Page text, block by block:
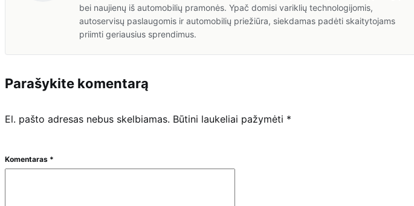
bei naujienų iš automobilių pramonės. Ypač domisi variklių technologijomis,
autoservisų paslaugomis ir automobilių priežiūra, siekdamas padėti skaitytojams
priimti geriausius sprendimus.
Parašykite komentarą
El. pašto adresas nebus skelbiamas. Būtini laukeliai pažymėti *
Komentaras *